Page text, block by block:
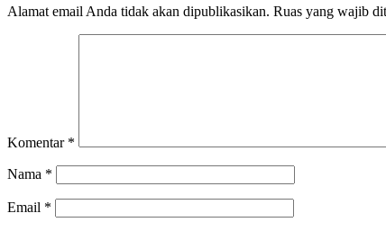
Alamat email Anda tidak akan dipublikasikan. Ruas yang wajib
Komentar *
Nama *
Email *